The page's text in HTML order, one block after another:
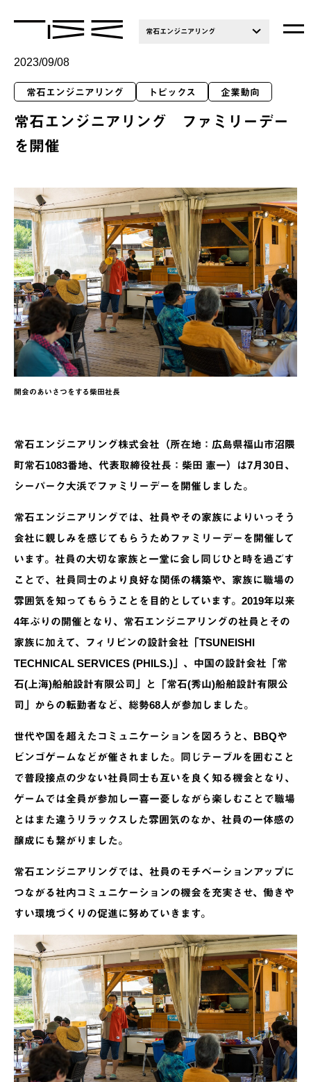
常石エンジニアリング
2023/09/08
常石エンジニアリング トピックス 企業動向
常石エンジニアリング ファミリーデー
を開催
開会のあいさつをする柴田社長
常石エンジニアリング株式会社（所在地：広島県福山市沼隈
町常石1083番地、代表取締役社長：柴田 憲一）は7月30日、
シーパーク大浜でファミリーデーを開催しました。
常石エンジニアリングでは、社員やその家族によりいっそう
会社に親しみを感じてもらうためファミリーデーを開催して
います。社員の大切な家族と一堂に会し同じひと時を過ごす
ことで、社員同士のより良好な関係の構築や、家族に職場の
雰囲気を知ってもらうことを目的としています。2019年以来
4年ぶりの開催となり、常石エンジニアリングの社員とその
家族に加えて、フィリピンの設計会社「TSUNEISHI
TECHNICAL SERVICES (PHILS.)」、中国の設計会社「常
石(上海)船舶設計有限公司」と「常石(秀山)船舶設計有限公
司」からの転勤者など、総勢68人が参加しました。
世代や国を超えたコミュニケーションを図ろうと、BBQや
ビンゴゲームなどが催されました。同じテーブルを囲むこと
で普段接点の少ない社員同士も互いを良く知る機会となり、
ゲームでは全員が参加し一喜一憂しながら楽しむことで職場
とはまた違うリラックスした雰囲気のなか、社員の一体感の
醸成にも繋がりました。
常石エンジニアリングでは、社員のモチベーションアップに
つながる社内コミュニケーションの機会を充実させ、働きや
すい環境づくりの促進に努めていきます。